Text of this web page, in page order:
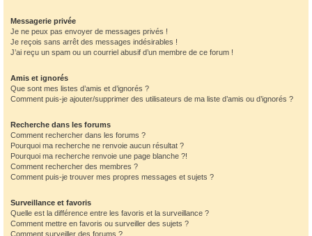
Messagerie privée
Je ne peux pas envoyer de messages privés !
Je reçois sans arrêt des messages indésirables !
J’ai reçu un spam ou un courriel abusif d’un membre de ce forum !
Amis et ignorés
Que sont mes listes d’amis et d’ignorés ?
Comment puis-je ajouter/supprimer des utilisateurs de ma liste d’amis ou d’ignorés ?
Recherche dans les forums
Comment rechercher dans les forums ?
Pourquoi ma recherche ne renvoie aucun résultat ?
Pourquoi ma recherche renvoie une page blanche ?!
Comment rechercher des membres ?
Comment puis-je trouver mes propres messages et sujets ?
Surveillance et favoris
Quelle est la différence entre les favoris et la surveillance ?
Comment mettre en favoris ou surveiller des sujets ?
Comment surveiller des forums ?